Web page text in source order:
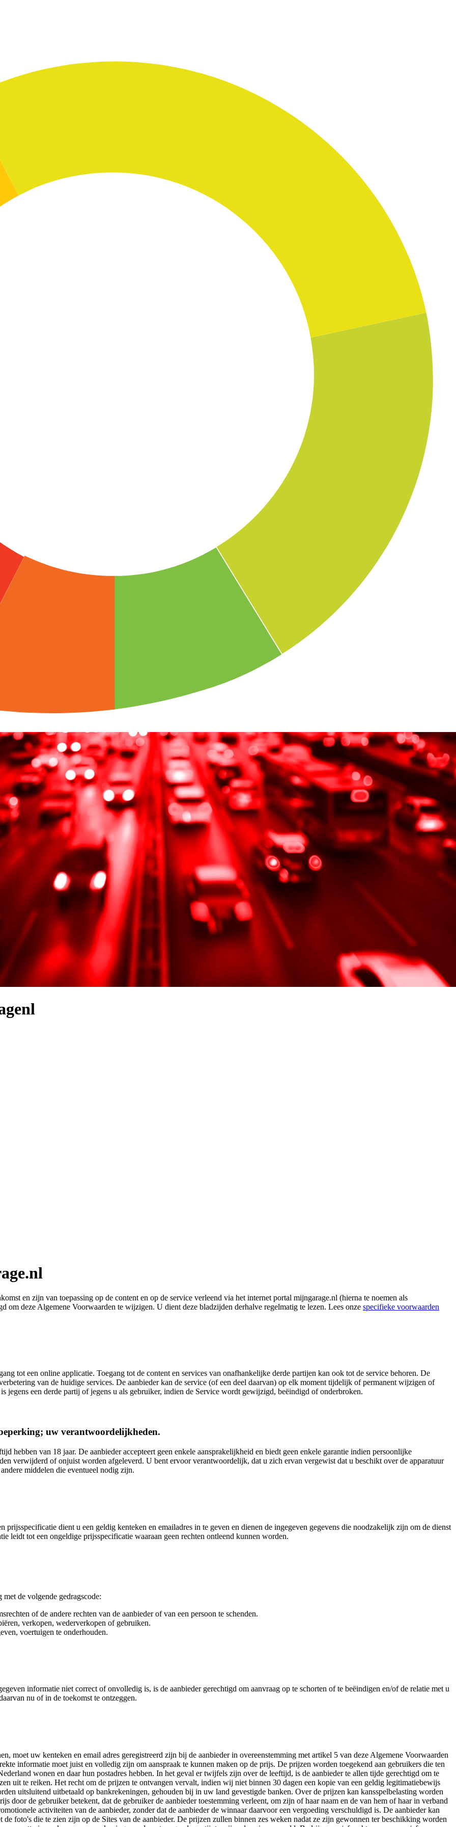
en zijn van toepassing op de content en op de service verleend via het internet portal mijngarage.nl (hierna te noemen als
om deze Algemene Voorwaarden te wijzigen. U dient deze bladzijden derhalve regelmatig te lezen. Lees onze specifieke voorwaarden
tot een online applicatie. Toegang tot de content en services van onafhankelijke derde partijen kan ook tot de service behoren. De
van de huidige services. De aanbieder kan de service (of een deel daarvan) op elk moment tijdelijk of permanent wijzigen of
jegens een derde partij of jegens u als gebruiker, indien de Service wordt gewijzigd, beëindigd of onderbroken.
uw verantwoordelijkheden.
hebben van 18 jaar. De aanbieder accepteert geen enkele aansprakelijkheid en biedt geen enkele garantie indien persoonlijke
verwijderd of onjuist worden afgeleverd. U bent ervoor verantwoordelijk, dat u zich ervan vergewist dat u beschikt over de apparatuur
middelen die eventueel nodig zijn.
prijsspecificatie dient u een geldig kenteken en emailadres in te geven en dienen de ingegeven gegevens die noodzakelijk zijn om de dienst
leidt tot een ongeldige prijsspecificatie waaraan geen rechten ontleend kunnen worden.
de volgende gedragscode:
of de andere rechten van de aanbieder of van een persoon te schenden.
verkopen, wederverkopen of gebruiken.
voertuigen te onderhouden.
informatie niet correct of onvolledig is, is de aanbieder gerechtigd om aanvraag op te schorten of te beëindigen en/of de relatie met u
nu of in de toekomst te ontzeggen.
moet uw kenteken en email adres geregistreerd zijn bij de aanbieder in overeenstemming met artikel 5 van deze Algemene Voorwaarden
informatie moet juist en volledig zijn om aanspraak te kunnen maken op de prijs. De prijzen worden toegekend aan gebruikers die ten
wonen en daar hun postadres hebben. In het geval er twijfels zijn over de leeftijd, is de aanbieder te allen tijde gerechtigd om te
uit te reiken. Het recht om de prijzen te ontvangen vervalt, indien wij niet binnen 30 dagen een kopie van een geldig legitimatiebewijs
uitsluitend uitbetaald op bankrekeningen, gehouden bij in uw land gevestigde banken. Over de prijzen kan kansspelbelasting worden
door de gebruiker betekent, dat de gebruiker de aanbieder toestemming verleent, om zijn of haar naam en de van hem of haar in verband
activiteiten van de aanbieder, zonder dat de aanbieder de winnaar daarvoor een vergoeding verschuldigd is. De aanbieder kan
de foto's die te zien zijn op de Sites van de aanbieder. De prijzen zullen binnen zes weken nadat ze zijn gewonnen ter beschikking worden